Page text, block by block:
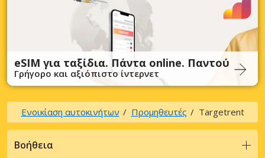
eSIM για ταξίδια. Πάντα online. Παντού
Γρήγορο και αξιόπιστο ίντερνετ
Ενοικίαση αυτοκινήτων Προμηθευτές Targetrent
Βοήθεια